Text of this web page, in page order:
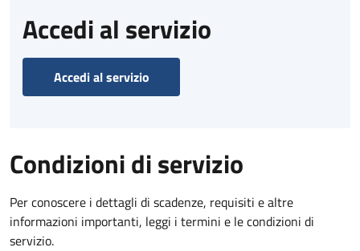
Accedi al servizio
Accedi al servizio
Condizioni di servizio
Per conoscere i dettagli di scadenze, requisiti e altre
informazioni importanti, leggi i termini e le condizioni di
servizio.